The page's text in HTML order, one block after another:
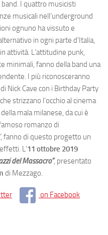
I quattro musicisti
musicali nell’underground
ognuno ha vissuto e
in ogni parte d’Italia,
attività. L’attitudine punk,
minimali, fanno della band una
I più riconosceranno
Nick Cave con i Birthday Party
strizzano l’occhio al cinema
mala milanese, da cui è
romanzo di
, fanno di questo progetto un
L’11 ottobre 2019
del Massacro”, presentato
di Mezzago.
on Facebook